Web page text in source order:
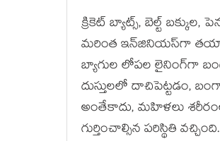
క్రికెట్ బ్యాట్స్, బెల్ట్
మరింత ఇన్‌జినియస్‌గా తయారు
బ్యాగుల లోపల లైనింగ్‌గా
దుస్తులలో దాచిపెట్టడం,
అంతేకాదు, మహిళలు
గుర్తించాల్సిన పరిస్థితి వచ్చింది.